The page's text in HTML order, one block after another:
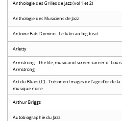
Anthologie des Grilles de Jazz (vol 1 et 2)
Anthologie des Musiciens de Jazz
Antoine Fats Domino - Le lutin au big beat
Arletty
Armstrong - The life, music and screen career of Louis
Armstrong
Art du Blues (L') - Trésor en Images de l'age d'or de la
musique noire
Arthur Briggs
Autobiographie du Jazz